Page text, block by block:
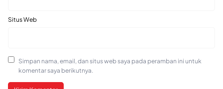
Situs Web
Simpan nama, email, dan situs web saya pada peramban ini untuk
komentar saya berikutnya.